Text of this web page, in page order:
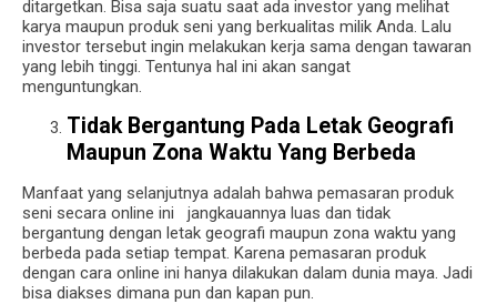
ditargetkan. Bisa saja suatu saat ada investor yang melihat
karya maupun produk seni yang berkualitas milik Anda. Lalu
investor tersebut ingin melakukan kerja sama dengan tawaran
yang lebih tinggi. Tentunya hal ini akan sangat
menguntungkan.
Tidak Bergantung Pada Letak Geografi
Maupun Zona Waktu Yang Berbeda
Manfaat yang selanjutnya adalah bahwa pemasaran produk
seni secara online ini jangkauannya luas dan tidak
bergantung dengan letak geografi maupun zona waktu yang
berbeda pada setiap tempat. Karena pemasaran produk
dengan cara online ini hanya dilakukan dalam dunia maya. Jadi
bisa diakses dimana pun dan kapan pun.